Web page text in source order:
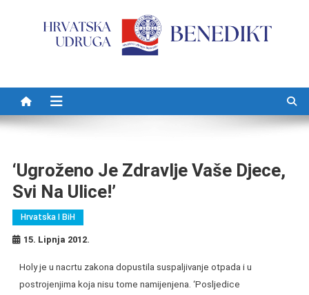
‘Ugroženo Je Zdravlje Vaše Djece,
Svi Na Ulice!’
Hrvatska I BiH
15. Lipnja 2012.
Holy je u nacrtu zakona dopustila suspaljivanje otpada i u
postrojenjima koja nisu tome namijenjena. ‘Posljedice